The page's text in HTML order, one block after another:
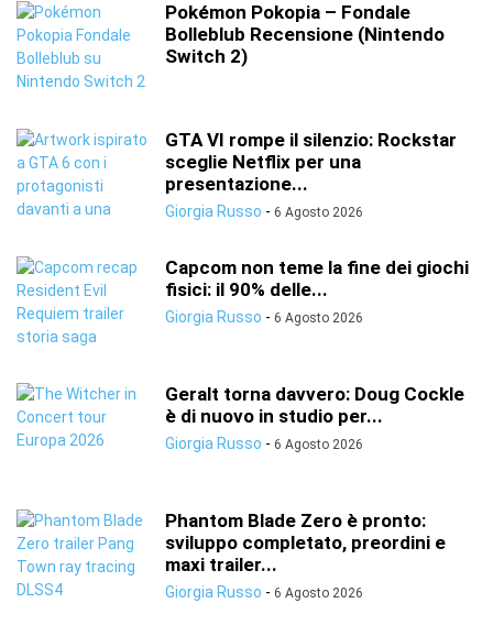
Pokémon Pokopia – Fondale
Bolleblub Recensione (Nintendo
Switch 2)
GTA VI rompe il silenzio: Rockstar
sceglie Netflix per una
presentazione...
Giorgia Russo - 6 Agosto 2026
Capcom non teme la fine dei giochi
fisici: il 90% delle...
Giorgia Russo - 6 Agosto 2026
Geralt torna davvero: Doug Cockle
è di nuovo in studio per...
Giorgia Russo - 6 Agosto 2026
Phantom Blade Zero è pronto:
sviluppo completato, preordini e
maxi trailer...
Giorgia Russo - 6 Agosto 2026